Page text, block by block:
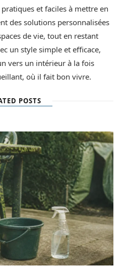
et faciles à mettre en
des solutions personnalisées
de vie, tout en restant
un style simple et efficace,
vers un intérieur à la fois
où il fait bon vivre.
POSTS